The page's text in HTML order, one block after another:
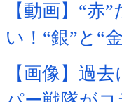
【動画】“赤
い！“銀”と“
【画像】過